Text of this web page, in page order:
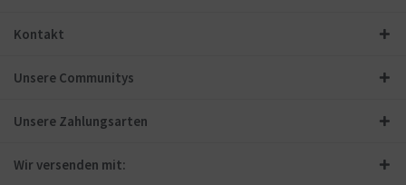
Kontakt
Unsere Communitys
Unsere Zahlungsarten
Wir versenden mit: